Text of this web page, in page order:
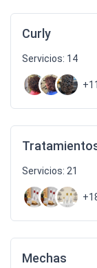
Curly
Servicios: 14
+11
Servicios: 21
Mechas